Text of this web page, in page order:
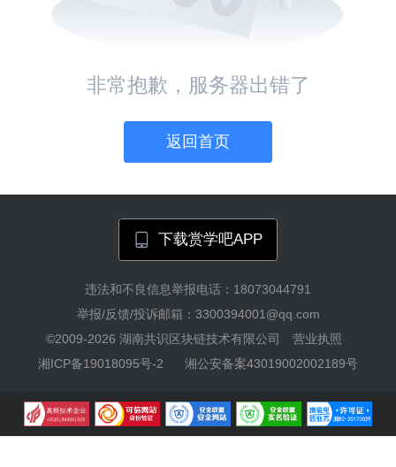
非常抱歉，服务器出错了
返回首页
下载赏学吧APP
违法和不良信息举报电话：18073044791
举报/反馈/投诉邮箱：3300394001@qq.com
©2009-2026 湖南共识区块链技术有限公司
营业执照
湘ICP备19018095号-2
湘公安备案43019002002189号